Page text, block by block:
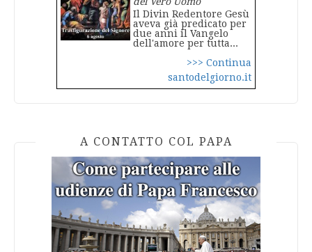
Il Divin Redentore Gesù
aveva già predicato per
due anni il Vangelo
dell'amore per tutta...
>>> Continua
santodelgiorno.it
A CONTATTO COL PAPA